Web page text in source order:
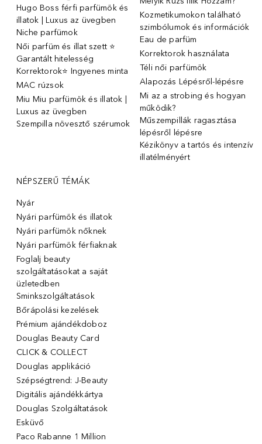
Hugo Boss férfi parfümök és
illatok | Luxus az üvegben
Niche parfümok
Női parfüm és illat szett ⭐
Garantált hitelesség
Korrektorok⭐ Ingyenes minta
MAC rúzsok
Miu Miu parfümök és illatok |
Luxus az üvegben
Szempilla növesztő szérumok
Kozmetikumokon található
szimbólumok és információk
Eau de parfüm
Korrektorok használata
Téli női parfümök
Alapozás Lépésről-lépésre
Mi az a strobing és hogyan
működik?
Műszempillák ragasztása
lépésről lépésre
Kézikönyv a tartós és intenzív
illatélményért
NÉPSZERŰ TÉMÁK
Nyár
Nyári parfümök és illatok
Nyári parfümök nőknek
Nyári parfümök férfiaknak
Foglalj beauty
szolgáltatásokat a saját
üzletedben
Sminkszolgáltatások
Bőrápolási kezelések
Prémium ajándékdoboz
Douglas Beauty Card
CLICK & COLLECT
Douglas applikáció
Szépségtrend: J-Beauty
Digitális ajándékkártya
Douglas Szolgáltatások
Esküvő
Paco Rabanne 1 Million